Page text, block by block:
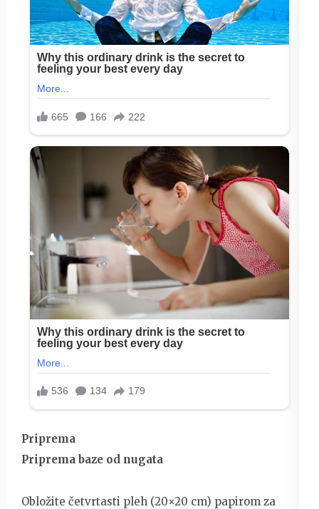
Priprema
Priprema baze od nugata
Obložite četvrtasti pleh (20×20 cm) papirom za